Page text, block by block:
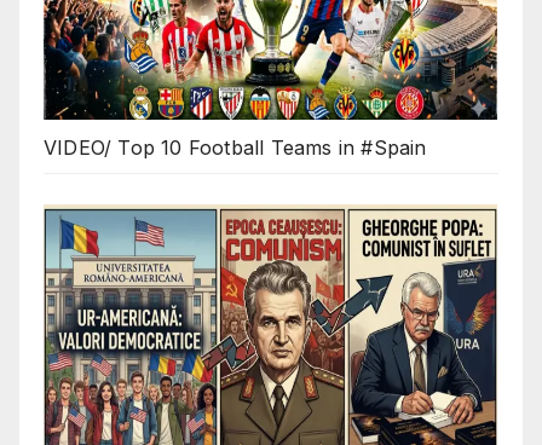
VIDEO/ Top 10 Football Teams in #Spain